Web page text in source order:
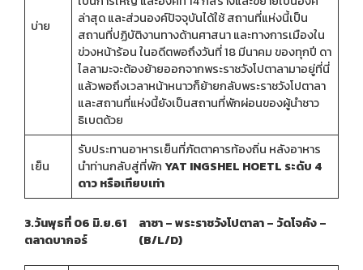
บ่าย
ล่าสุด และส่วนองค์ปัจจุบันได้ใช้ สถานที่แห่งนี้เป็น
สถานที่ปฏิบัติงานทางด้านศาสนา และทางการเมืองใน
ข่วงหน้าร้อน ในอดีตพอถึงวันที่ 18 มีนาคม ของทุกปี ดา
ไลลามะจะต้องย้ายออกจากพระราชวังโปตาลามาอยู่ที่นี่
แล้วพอถึงเวลาหน้าหนาวก็ย้ายกลับพระราชวังโปตาลา
และสถานที่แห่งนี้ยังเป็นสถานที่พักผ่อนของผู้นำชาว
ธิเบตด้วย
เย็น
รับประทานอาหารเย็นที่ภัตตาคารท้องถิ่น หลังอาหาร
นำท่านกลับสู่ที่พัก YAT INGSHEL HOETL ระดับ 4
ดาว หรือเทียบเท่า
3.วันพุธที่ 06 มิ.ย.61 ลาซา – พระราชวังโปตาลา – วัดโจคัง –
ตลาดบากอร์ (B/L/D)